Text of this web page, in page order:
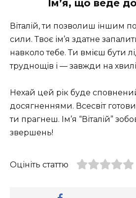
Ім’я, що веде
Віталій, ти позволиш іншим
сили. Твоє ім’я здатне
навколо тебе. Ти вмієш бути
труднощів і — завжди на
Нехай цей рік буде
досягненнями. Всесвіт
ти прагнеш. Ім’я “Віталій”
звершень!
Оцініть статтю